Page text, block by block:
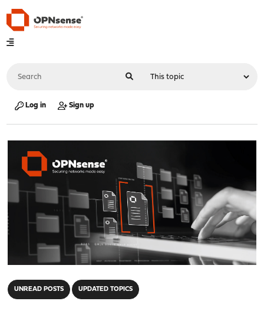
Log in Sign up
UNREAD POSTS UPDATED TOPICS